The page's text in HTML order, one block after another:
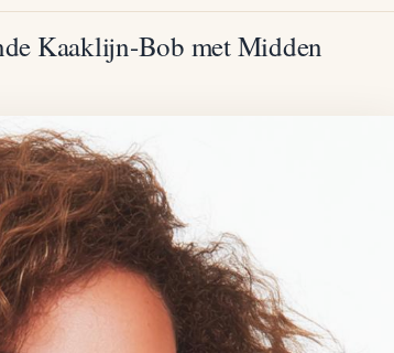
Kaaklijn-Bob met Midden